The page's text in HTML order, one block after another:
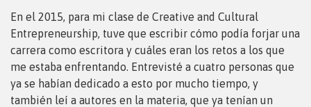
En el 2015, para mi clase de Creative and Cultural
Entrepreneurship, tuve que escribir cómo podía forjar una
carrera como escritora y cuáles eran los retos a los que
me estaba enfrentando. Entrevisté a cuatro personas que
ya se habían dedicado a esto por mucho tiempo, y
también leí a autores en la materia, que ya tenían un